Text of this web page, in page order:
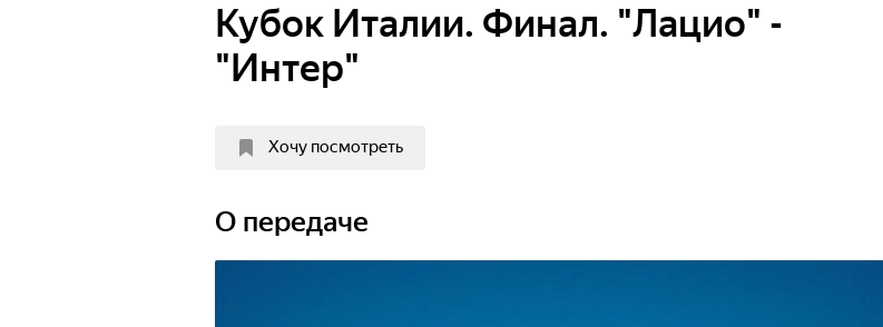
Кубок Италии. Финал. "Лацио" -
"Интер"
Хочу посмотреть
О передаче